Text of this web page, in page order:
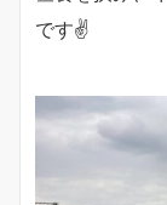
です✌️